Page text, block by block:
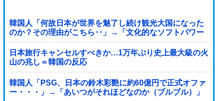
韓国人「何故日本が世界を魅了し続け観光大国になった
のか？その理由がこちら‥」→「文化的なソフトパワー
が凄い」
日本旅行キャンセルすべきか…1万年ぶり史上最大級の火
山の兆し＝韓国の反応
韓国人「PSG、日本の鈴木彩艶に約60億円で正式オファ
ー・・・」→「あいつがそれほどなのか（ブルブル）」